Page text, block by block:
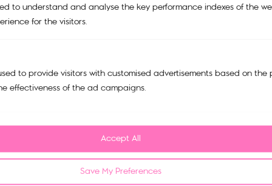
to understand and analyse the key performance indexes of the
for the visitors.
to provide visitors with customised advertisements based on the
effectiveness of the ad campaigns.
Save My Preferences
Accept All
Cart
Privacy Policy
บริษัท มณียาคอนเซพทส์ จำกัด
518/5 ตึกมณียาเซ็นเตอร์ชั้น 15
แขวงปทุมวัน เขตปทุมวัน